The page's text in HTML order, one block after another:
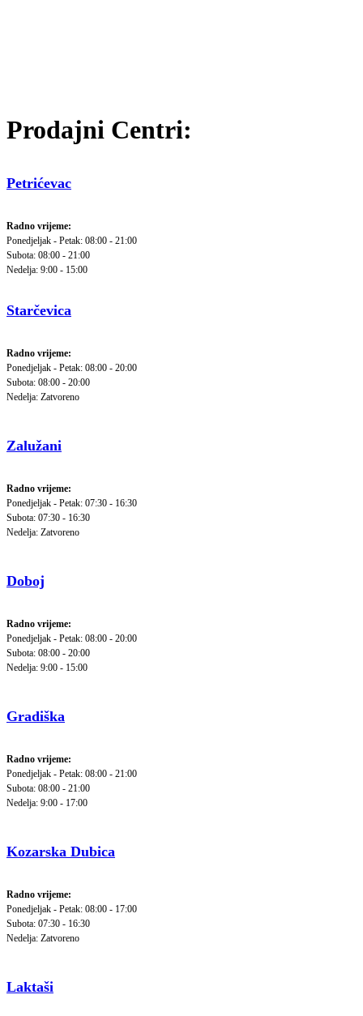
Prodajni Centri:
Petrićevac
Radno vrijeme:
Ponedjeljak - Petak: 08:00 - 21:00
Subota: 08:00 - 21:00
Nedelja: 9:00 - 15:00
Starčevica
Radno vrijeme:
Ponedjeljak - Petak: 08:00 - 20:00
Subota: 08:00 - 20:00
Nedelja: Zatvoreno
Zalužani
Radno vrijeme:
Ponedjeljak - Petak: 07:30 - 16:30
Subota: 07:30 - 16:30
Nedelja: Zatvoreno
Doboj
Radno vrijeme:
Ponedjeljak - Petak: 08:00 - 20:00
Subota: 08:00 - 20:00
Nedelja: 9:00 - 15:00
Gradiška
Radno vrijeme:
Ponedjeljak - Petak: 08:00 - 21:00
Subota: 08:00 - 21:00
Nedelja: 9:00 - 17:00
Kozarska Dubica
Radno vrijeme:
Ponedjeljak - Petak: 08:00 - 17:00
Subota: 07:30 - 16:30
Nedelja: Zatvoreno
Laktaši